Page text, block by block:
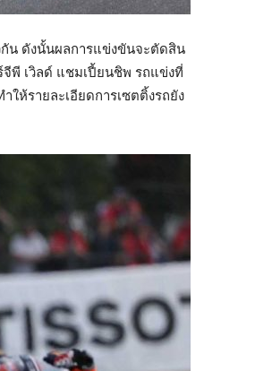
น ดังนั้นผลการแข่งขันจะตัดสิน
พี เวิลด์ แชมเปี้ยนชิพ รถแข่งที่
ห้รายละเอียดการเซตติ้งรถยัง